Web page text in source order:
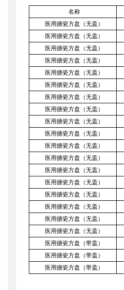
名称
医用搪瓷方盘（无盖）
医用搪瓷方盘（无盖）
医用搪瓷方盘（无盖）
医用搪瓷方盘（无盖）
医用搪瓷方盘（无盖）
医用搪瓷方盘（无盖）
医用搪瓷方盘（无盖）
医用搪瓷方盘（无盖）
医用搪瓷方盘（无盖）
医用搪瓷方盘（无盖）
医用搪瓷方盘（无盖）
医用搪瓷方盘（无盖）
医用搪瓷方盘（无盖）
医用搪瓷方盘（无盖）
医用搪瓷方盘（无盖）
医用搪瓷方盘（无盖）
医用搪瓷方盘（无盖）
医用搪瓷方盘（无盖）
医用搪瓷方盘（带盖）
医用搪瓷方盘（带盖）
医用搪瓷方盘（带盖）